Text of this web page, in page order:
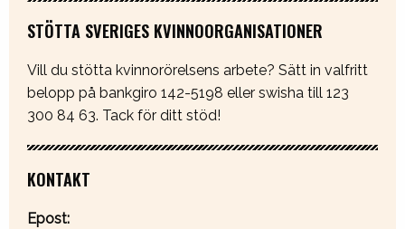
STÖTTA SVERIGES KVINNOORGANISATIONER
Vill du stötta kvinnorörelsens arbete? Sätt in valfritt
belopp på bankgiro 142-5198 eller swisha till 123
300 84 63. Tack för ditt stöd!
KONTAKT
Epost: